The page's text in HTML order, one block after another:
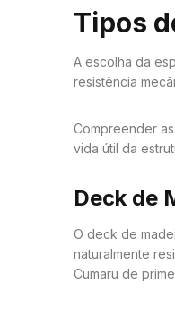
Tipos
A escolha da
resistência
Compreender
vida útil da
Deck de
O deck de
naturalmente
Cumaru de